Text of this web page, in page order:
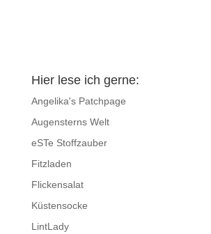
Hier lese ich gerne:
Angelika's Patchpage
Augensterns Welt
eSTe Stoffzauber
Fitzladen
Flickensalat
Küstensocke
LintLady